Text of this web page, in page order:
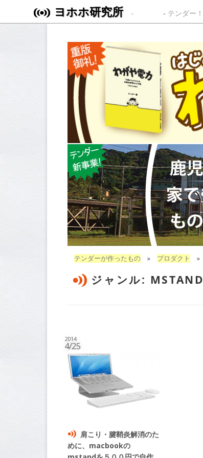
ヨホホ研究所 Skip to contentテンダー！
テンダーが作ったもの» プロダクト »
ジャンル: MSTAND
2014
4/25
肩こり・腱鞘炎解消のた
めに、macbookの